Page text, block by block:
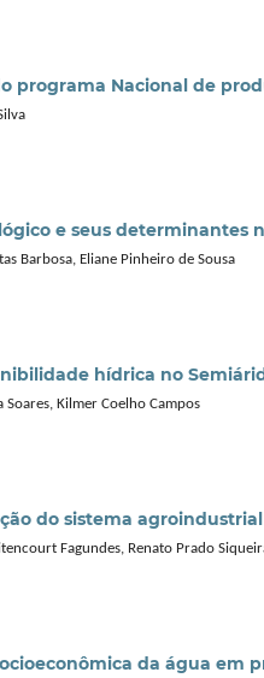
programa Nacional de
e seus determinantes
Barbosa, Eliane Pinheiro de Sousa
hídrica no
Soares, Kilmer Coelho Campos
do sistema agroindustrial
Fagundes, Renato Prado
da água em